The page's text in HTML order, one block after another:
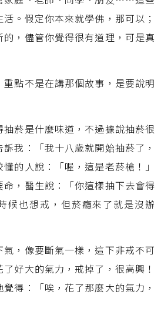
。假定你本來就學佛，那可以；
，儘管你覺得很有道理，可是真
點不是在講那個故事，是要說明
菸是什麼味道，不過據說抽菸很
我：「我十八歲就開始抽菸了，
的人說：「喔，這是老菸槍！」
，醫生說：「你這樣抽下去會得
也想戒，但菸癮來了就是沒辦
，像要斷氣一樣，這下非戒不可
好大的氣力，戒掉了，很高興！
得：「唉，花了那麼大的氣力，